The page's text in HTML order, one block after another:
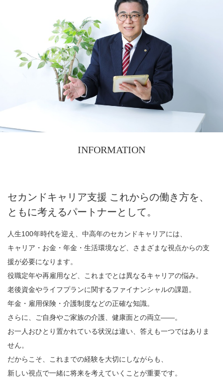
INFORMATION
セカンドキャリア支援 これからの働き方を、
ともに考えるパートナーとして。
人生100年時代を迎え、中高年のセカンドキャリアには、
キャリア・お金・年金・生活環境など、さまざまな視点からの支
援が必要になります。
役職定年や再雇用など、これまでとは異なるキャリアの悩み。
老後資金やライフプランに関するファイナンシャルの課題。
年金・雇用保険・介護制度などの正確な知識。
さらに、ご自身やご家族の介護、健康面との両立――。
お一人おひとり置かれている状況は違い、答えも一つではありま
せん。
だからこそ、これまでの経験を大切にしながらも、
新しい視点で一緒に将来を考えていくことが重要です。